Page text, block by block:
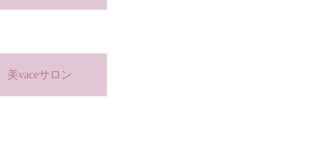
美vaceサロン